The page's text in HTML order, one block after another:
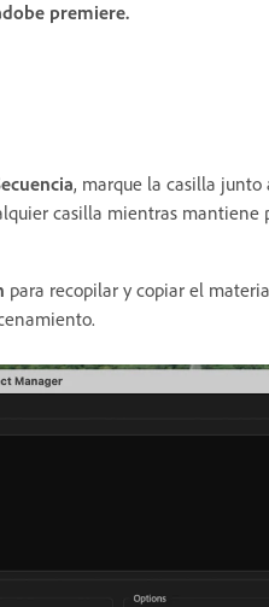
premiere.
, marque la casilla junto
casilla mientras mantiene
para recopilar y copiar el